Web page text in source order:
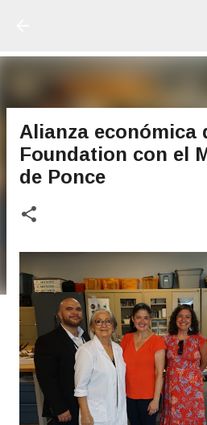
Alianza económica
Foundation con el
de Ponce